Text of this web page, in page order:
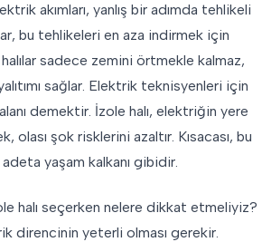
akımları, yanlış bir adımda tehlikeli
bu tehlikeleri en aza indirmek için
halılar sadece zemini örtmekle kalmaz,
sağlar. Elektrik teknisyenleri için
demektir. İzole halı, elektriğin yere
olası şok risklerini azaltır. Kısacası, bu
yaşam kalkanı gibidir.
halı seçerken nelere dikkat etmeliyiz?
direncinin yeterli olması gerekir.